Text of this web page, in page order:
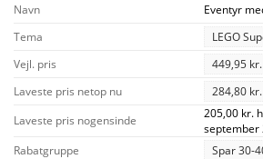
Navn
Eventyr
Tema
LEGO
Vejl. pris
449,95 kr.
Laveste pris netop nu
284,80
Laveste pris nogensinde
205,00 kr.
september
Rabatgruppe
Spar 30-